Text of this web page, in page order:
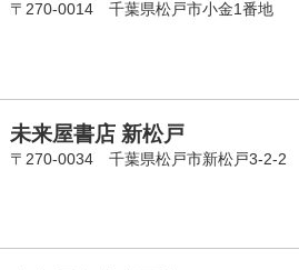
〒270-0014 千葉県松戸市小金1番地
未来屋書店 新松戸
〒270-0034 千葉県松戸市新松戸3-2-2